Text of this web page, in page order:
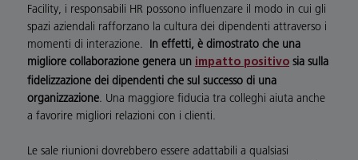
Facility, i responsabili HR possono influenzare il modo in cui gli
spazi aziendali rafforzano la cultura dei dipendenti attraverso i
momenti di interazione. In effetti, è dimostrato che una
migliore collaborazione genera un impatto positivo sia sulla
fidelizzazione dei dipendenti che sul successo di una
organizzazione. Una maggiore fiducia tra colleghi aiuta anche
a favorire migliori relazioni con i clienti.
Le sale riunioni dovrebbero essere adattabili a qualsiasi